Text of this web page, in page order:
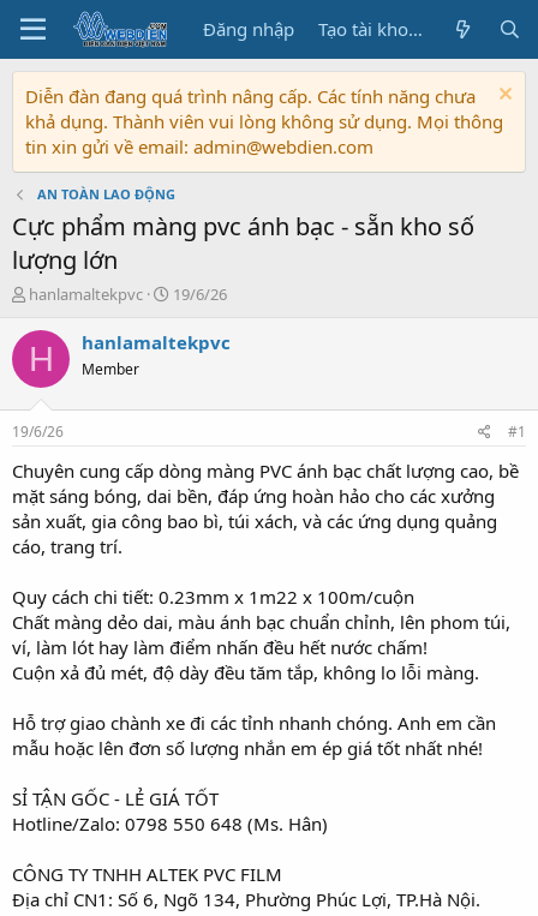
Đăng nhập Tạo tài khoản
Diễn đàn đang quá trình nâng cấp. Các tính năng chưa
khả dụng. Thành viên vui lòng không sử dụng. Mọi thông
tin xin gửi về email: admin@webdien.com
AN TOÀN LAO ĐỘNG
Cực phẩm màng pvc ánh bạc - sẵn kho số
lượng lớn
T
r
e
a
s
t
a
r
t
e
r
hanlamaltekpvc
N
à
ầ
u
19/6/26
H hanlamaltekpvc
Member
19/6/26 #1
Chuyên cung cấp dòng màng PVC ánh bạc chất lượng cao, bề
mặt sáng bóng, dai bền, đáp ứng hoàn hảo cho các xưởng
sản xuất, gia công bao bì, túi xách, và các ứng dụng quảng
cáo, trang trí.
Quy cách chi tiết: 0.23mm x 1m22 x 100m/cuộn
Chất màng dẻo dai, màu ánh bạc chuẩn chỉnh, lên phom túi,
ví, làm lót hay làm điểm nhấn đều hết nước chấm!
Cuộn xả đủ mét, độ dày đều tăm tắp, không lo lỗi màng.
Hỗ trợ giao chành xe đi các tỉnh nhanh chóng. Anh em cần
mẫu hoặc lên đơn số lượng nhắn em ép giá tốt nhất nhé!
SỈ TẬN GỐC - LẺ GIÁ TỐT
Hotline/Zalo: 0798 550 648 (Ms. Hân)
CÔNG TY TNHH ALTEK PVC FILM
Địa chỉ CN1: Số 6, Ngõ 134, Phường Phúc Lợi, TP.Hà Nội.